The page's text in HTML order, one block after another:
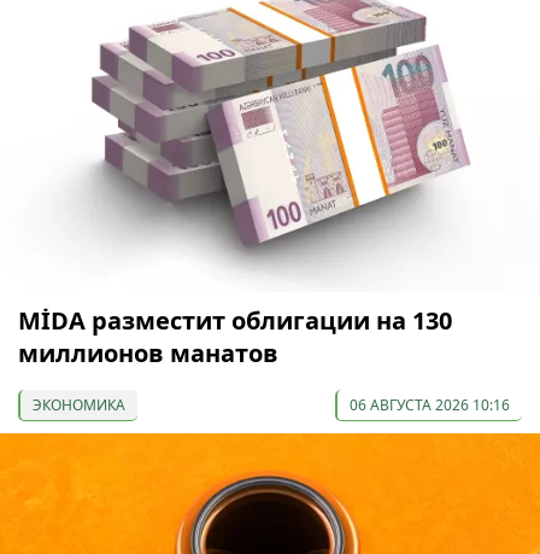
МİDA разместит облигации на 130
миллионов манатов
ЭКОНОМИКА 06 АВГУСТА 2026 10:16